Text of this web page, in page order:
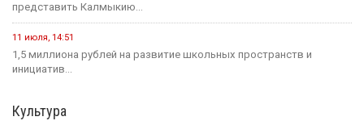
представить Калмыкию...
11 июля, 14:51
1,5 миллиона рублей на развитие школьных пространств и
инициатив...
Культура